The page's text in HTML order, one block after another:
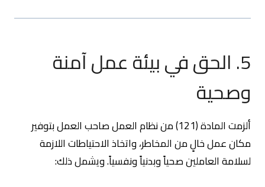
5. الحق في بيئة عمل آمنة
وصحية
ألزمت المادة (121) من نظام العمل صاحب العمل بتوفير
مكان عمل خالٍ من المخاطر، واتخاذ الاحتياطات اللازمة
لسلامة العاملين صحياً وبدنياً ونفسياً. ويشمل ذلك: